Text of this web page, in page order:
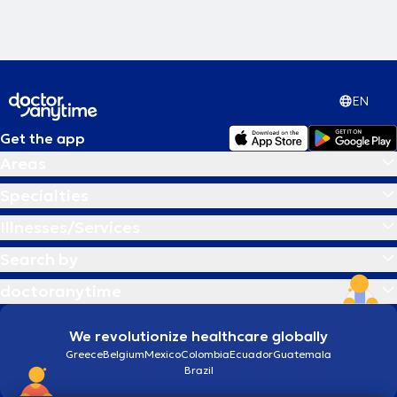
EN
Get the app
We revolutionize healthcare globally
GreeceBelgiumMexicoColombiaEcuadorGuatemala
Brazil